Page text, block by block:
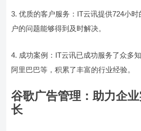
3. 优质的客户服务：IT云讯提供724小
户的问题能够得到及时解决。
4. 成功案例：IT云讯已成功服务了众多
阿里巴巴等，积累了丰富的行业经验。
谷歌广告管理：助力企
长